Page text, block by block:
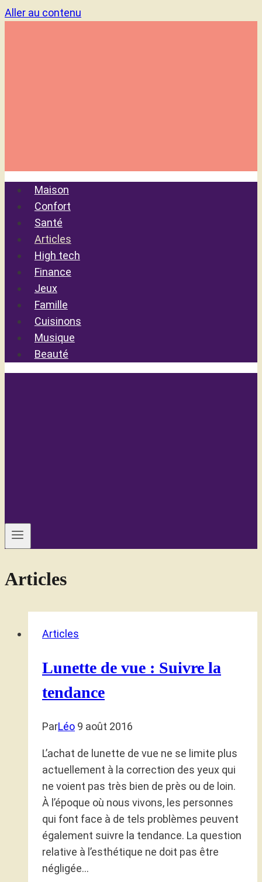
Aller au contenu
Maison
Confort
Santé
Articles
High tech
Finance
Jeux
Famille
Cuisinons
Musique
Beauté
Articles
Articles
Lunette de vue : Suivre la
tendance
ParLéo 9 août 2016
L’achat de lunette de vue ne se limite plus
actuellement à la correction des yeux qui
ne voient pas très bien de près ou de loin.
À l’époque où nous vivons, les personnes
qui font face à de tels problèmes peuvent
également suivre la tendance. La question
relative à l’esthétique ne doit pas être
négligée…